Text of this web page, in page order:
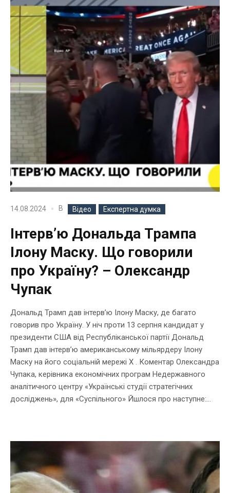
14.08.2024 В Відео Експертна думка
Інтерв’ю Дональда Трампа
Ілону Маску. Що говорили
про Україну? – Олександр
Чупак
Дональд Трамп дав інтерв’ю Ілону Маску, де багато
говорив про Україну. У ніч проти 13 серпня кандидат у
президенти США від Республіканської партії Дональд
Трамп дав інтервʼю американському мільярдеру Ілону
Маску на його соціальній мережі Х . Коментар Олександра
Чупака, керівника економічних програм Недержавного
аналітичного центру «Українські студії стратегічних
досліджень», для «Суспільного» Йшлося про наступне:...